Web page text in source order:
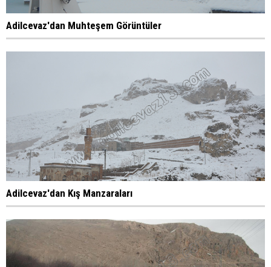
Adilcevaz'dan Muhteşem Görüntüler
Adilcevaz'dan Kış Manzaraları